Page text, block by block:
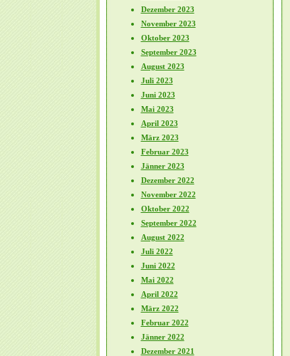
Dezember 2023
November 2023
Oktober 2023
September 2023
August 2023
Juli 2023
Juni 2023
Mai 2023
April 2023
März 2023
Februar 2023
Jänner 2023
Dezember 2022
November 2022
Oktober 2022
September 2022
August 2022
Juli 2022
Juni 2022
Mai 2022
April 2022
März 2022
Februar 2022
Jänner 2022
Dezember 2021